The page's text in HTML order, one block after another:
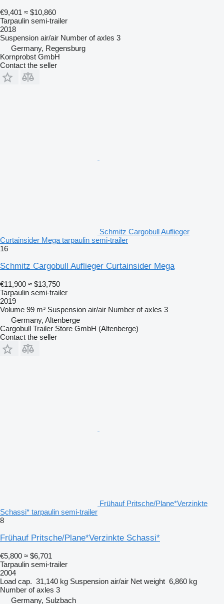
€9,401 ≈ $10,860
Tarpaulin semi-trailer
2018
Suspension air/air Number of axles 3
Germany, Regensburg
Kornprobst GmbH
Contact the seller
Schmitz Cargobull Auflieger
Curtainsider Mega tarpaulin semi-trailer
16
Schmitz Cargobull Auflieger Curtainsider Mega
€11,900 ≈ $13,750
Tarpaulin semi-trailer
2019
Volume 99 m³ Suspension air/air Number of axles 3
Germany, Altenberge
Cargobull Trailer Store GmbH (Altenberge)
Contact the seller
Frühauf Pritsche/Plane*Verzinkte
Schassi* tarpaulin semi-trailer
8
Frühauf Pritsche/Plane*Verzinkte Schassi*
€5,800 ≈ $6,701
Tarpaulin semi-trailer
2004
Load cap. 31,140 kg Suspension air/air Net weight 6,860 kg
Number of axles 3
Germany, Sulzbach